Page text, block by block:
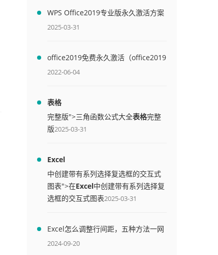
WPS Office2019专业版永久激活方案
(附终身授权序列号)
2025-03-31
office2019免费永久激活（office2019
免费永久激活码）
2022-06-04
表格
完整版">三角函数公式大全表格完整
版2025-03-31
Excel
中创建带有系列选择复选框的交互式
图表">在Excel中创建带有系列选择复
选框的交互式图表2025-03-31
Excel怎么调整行间距，五种方法一网
打尽
2024-09-20